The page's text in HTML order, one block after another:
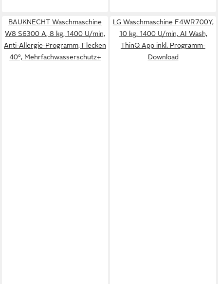
BAUKNECHT Waschmaschine
W8 S6300 A, 8 kg, 1400 U/min,
Anti-Allergie-Programm, Flecken
40°, Mehrfachwasserschutz+
LG Waschmaschine F4WR700Y,
10 kg, 1400 U/min, AI Wash,
ThinQ App inkl. Programm-
Download